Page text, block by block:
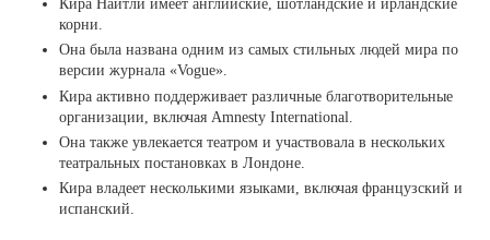
корни.
Она была названа одним из самых стильных людей мира по
версии журнала «Vogue».
Кира активно поддерживает различные благотворительные
организации, включая Amnesty International.
Она также увлекается театром и участвовала в нескольких
театральных постановках в Лондоне.
Кира владеет несколькими языками, включая французский и
испанский.